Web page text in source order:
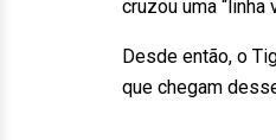
cruzou uma
Desde então, o
que chegam